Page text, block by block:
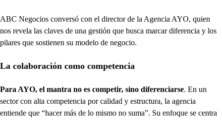
ABC Negocios conversó con el director de la Agencia AYO, quien
nos revela las claves de una gestión que busca marcar diferencia y los
pilares que sostienen su modelo de negocio.
La colaboración como competencia
Para AYO, el mantra no es competir, sino diferenciarse. En un
sector con alta competencia por calidad y estructura, la agencia
entiende que “hacer más de lo mismo no suma”. Su enfoque se centra